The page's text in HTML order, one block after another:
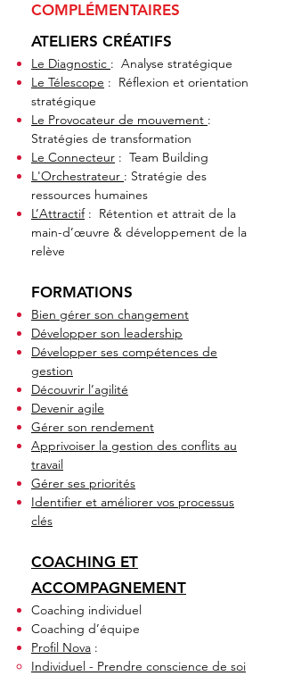
COMPLÉMENTAIRES
ATELIERS CRÉATIFS
Le Diagnostic : Analyse stratégique
Le Télescope : Réflexion et orientation
stratégique
Le Provocateur de mouvement :
Stratégies de transformation
Le Connecteur : Team Building
L'Orchestrateur : Stratégie des
ressources humaines
L’Attractif: Rétention et attrait de la
main-d’œuvre & développement de la
relève
FORMATIONS
Bien gérer son changement
Développer son leadership
Développer ses compétences de
gestion
Découvrir l’agilité
Devenir agile
Gérer son rendement
Apprivoiser la gestion des conflits au
travail
Gérer ses priorités
Identifier et améliorer vos processus
clés
COACHING ET
ACCOMPAGNEMENT
Coaching individuel
Coaching d’équipe
Profil Nova :
Individuel - Prendre conscience de soi